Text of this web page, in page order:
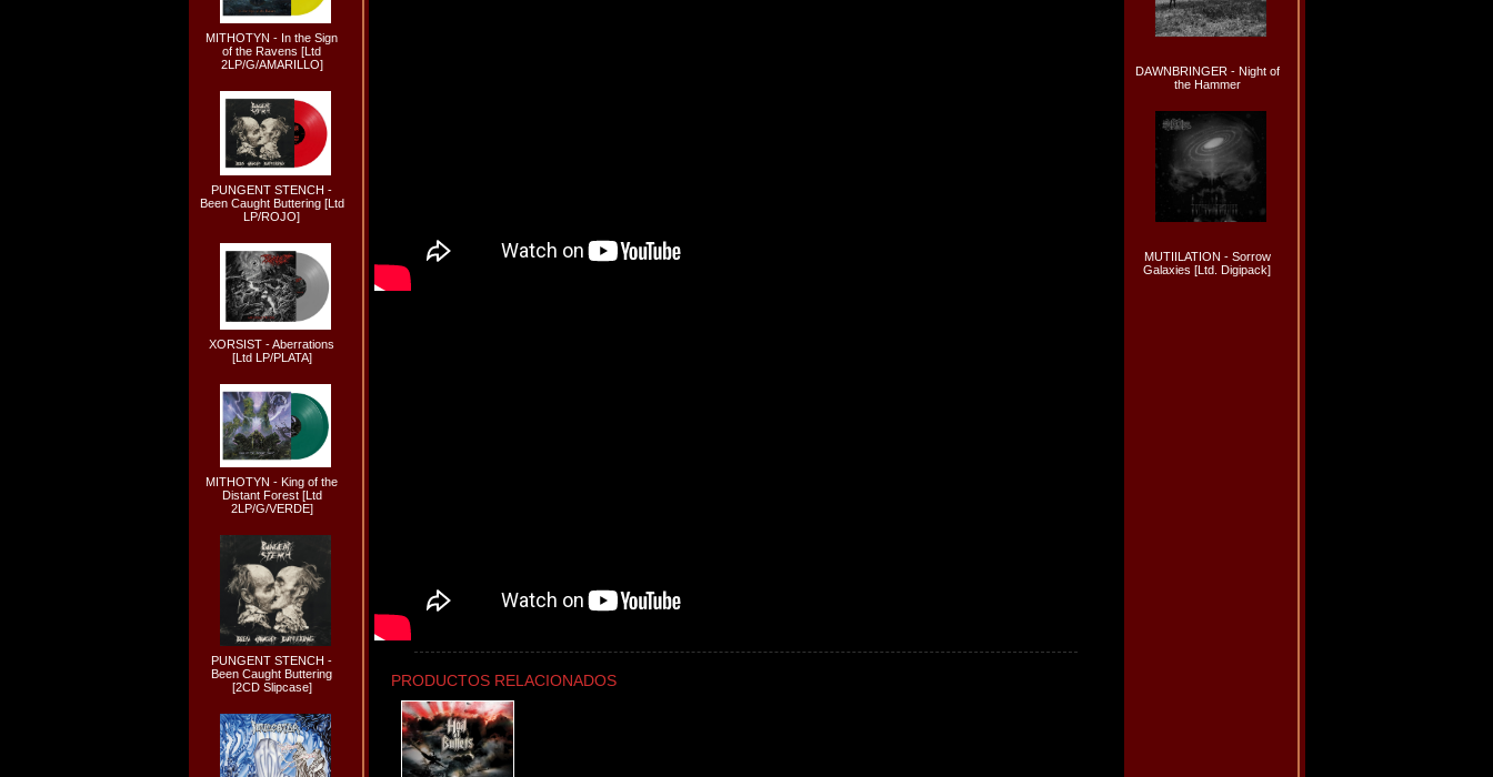
MITHOTYN - In the Sign
of the Ravens [Ltd
2LP/G/AMARILLO]
PUNGENT STENCH -
Been Caught Buttering [Ltd
LP/ROJO]
XORSIST - Aberrations
[Ltd LP/PLATA]
MITHOTYN - King of the
Distant Forest [Ltd
2LP/G/VERDE]
PUNGENT STENCH -
Been Caught Buttering
[2CD Slipcase]
PRODUCTOS RELACIONADOS
DAWNBRINGER - Night of
the Hammer
MUTIILATION - Sorrow
Galaxies [Ltd. Digipack]